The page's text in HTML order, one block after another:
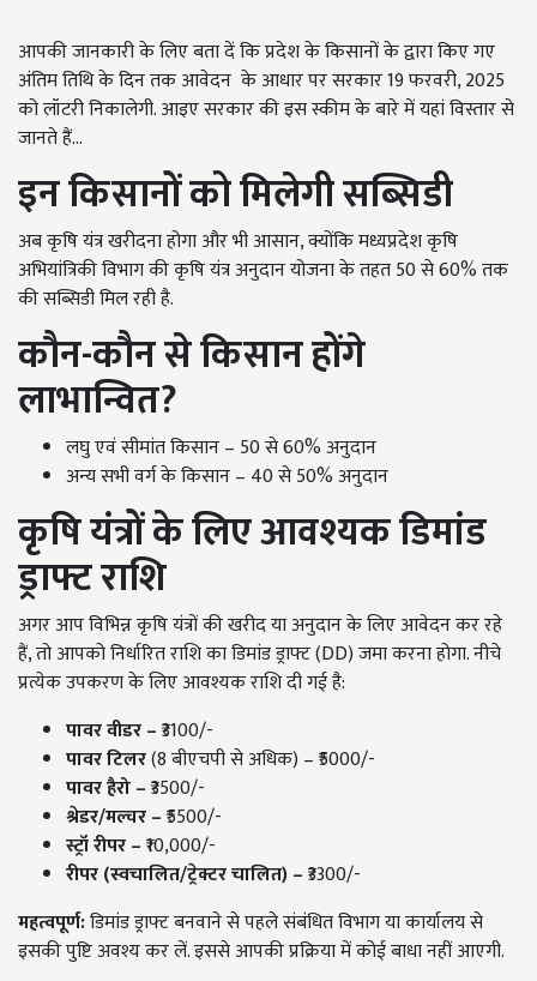
आपकी जानकारी के लिए बता दें कि प्रदेश के किसानों के द्वारा किए गए
अंतिम तिथि के दिन तक आवेदन के आधार पर सरकार 19 फरवरी, 2025
को लॉटरी निकालेगी. आइए सरकार की इस स्कीम के बारे में यहां विस्तार से
जानते हैं...
इन किसानों को मिलेगी सब्सिडी
अब कृषि यंत्र खरीदना होगा और भी आसान, क्योंकि मध्यप्रदेश कृषि
अभियांत्रिकी विभाग की कृषि यंत्र अनुदान योजना के तहत 50 से 60% तक
की सब्सिडी मिल रही है.
कौन-कौन से किसान होंगे
लाभान्वित?
लघु एवं सीमांत किसान – 50 से 60% अनुदान
अन्य सभी वर्ग के किसान – 40 से 50% अनुदान
कृषि यंत्रों के लिए आवश्यक डिमांड
ड्राफ्ट राशि
अगर आप विभिन्न कृषि यंत्रों की खरीद या अनुदान के लिए आवेदन कर रहे
हैं, तो आपको निर्धारित राशि का डिमांड ड्राफ्ट (DD) जमा करना होगा. नीचे
प्रत्येक उपकरण के लिए आवश्यक राशि दी गई है:
पावर वीडर –₹3100/-
पावर टिलर(8 बीएचपी से अधिक) – ₹5000/-
पावर हैरो –₹3500/-
श्रेडर/मल्चर –₹5500/-
स्ट्रॉ रीपर –₹10,000/-
रीपर (स्वचालित/ट्रेक्टर चालित) –₹3300/-
महत्वपूर्ण:डिमांड ड्राफ्ट बनवाने से पहले संबंधित विभाग या कार्यालय से
इसकी पुष्टि अवश्य कर लें. इससे आपकी प्रक्रिया में कोई बाधा नहीं आएगी.